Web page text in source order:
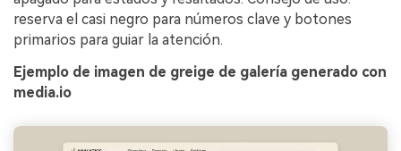
reserva el casi negro para números clave y botones
primarios para guiar la atención.
Ejemplo de imagen de greige de galería generado con
media.io